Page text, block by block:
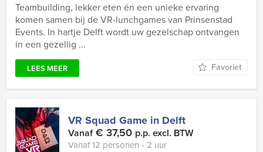
Teambuilding, lekker eten én een unieke ervaring
komen samen bij de VR-lunchgames van Prinsenstad
Events. In hartje Delft wordt uw gezelschap ontvangen
in een gezellig ...
LEES MEER Favoriet
VR Squad Game in Delft
Vanaf€ 37,50 p.p. excl. BTW
Vanaf 12 personen ‐ 2 uur